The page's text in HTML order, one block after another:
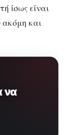
ίσως είναι
ακόμη και
να